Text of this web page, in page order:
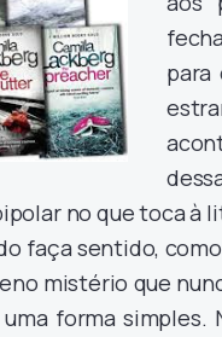
para
no que toca à
faça sentido,
mistério que
forma simples.